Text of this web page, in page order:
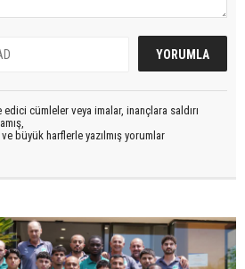
cümleler veya imalar, inançlara saldırı
büyük harflerle yazılmış yorumlar